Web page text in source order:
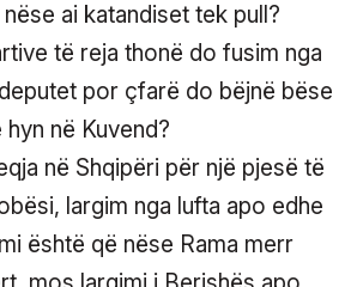
ai katandiset tek pull?
të reja thonë do fusim nga
deputet por çfarë do bëjnë bëse
në Kuvend?
në Shqipëri për një pjesë të
largim nga lufta apo edhe
është që nëse Rama merr